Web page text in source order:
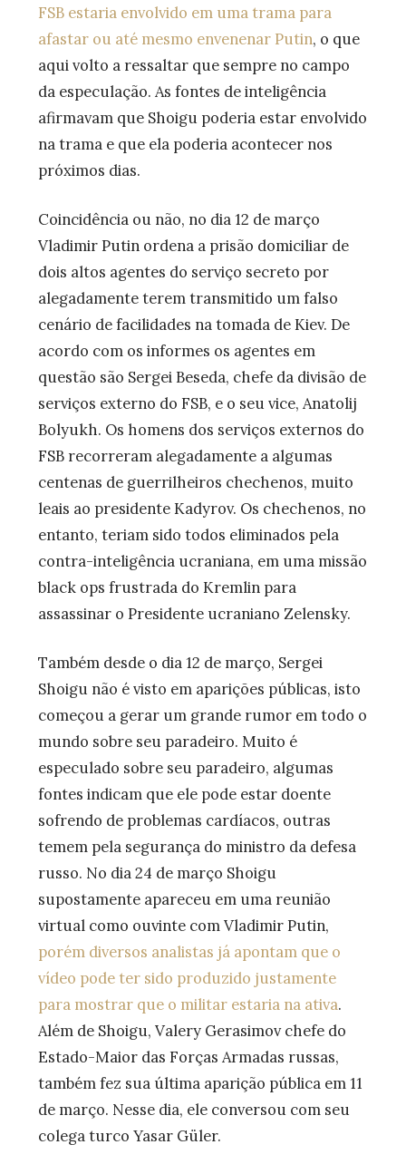
FSB estaria envolvido em uma trama para
afastar ou até mesmo envenenar Putin, o que
aqui volto a ressaltar que sempre no campo
da especulação. As fontes de inteligência
afirmavam que Shoigu poderia estar envolvido
na trama e que ela poderia acontecer nos
próximos dias.
Coincidência ou não, no dia 12 de março
Vladimir Putin ordena a prisão domiciliar de
dois altos agentes do serviço secreto por
alegadamente terem transmitido um falso
cenário de facilidades na tomada de Kiev. De
acordo com os informes os agentes em
questão são Sergei Beseda, chefe da divisão de
serviços externo do FSB, e o seu vice, Anatolij
Bolyukh. Os homens dos serviços externos do
FSB recorreram alegadamente a algumas
centenas de guerrilheiros chechenos, muito
leais ao presidente Kadyrov. Os chechenos, no
entanto, teriam sido todos eliminados pela
contra-inteligência ucraniana, em uma missão
black ops frustrada do Kremlin para
assassinar o Presidente ucraniano Zelensky.
Também desde o dia 12 de março, Sergei
Shoigu não é visto em aparições públicas, isto
começou a gerar um grande rumor em todo o
mundo sobre seu paradeiro. Muito é
especulado sobre seu paradeiro, algumas
fontes indicam que ele pode estar doente
sofrendo de problemas cardíacos, outras
temem pela segurança do ministro da defesa
russo. No dia 24 de março Shoigu
supostamente apareceu em uma reunião
virtual como ouvinte com Vladimir Putin,
porém diversos analistas já apontam que o
vídeo pode ter sido produzido justamente
para mostrar que o militar estaria na ativa.
Além de Shoigu, Valery Gerasimov chefe do
Estado-Maior das Forças Armadas russas,
também fez sua última aparição pública em 11
de março. Nesse dia, ele conversou com seu
colega turco Yasar Güler.